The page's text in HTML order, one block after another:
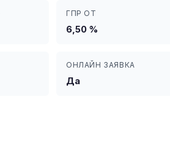
ГПР ОТ
6,50 %
ОНЛАЙН ЗАЯВКА
Да